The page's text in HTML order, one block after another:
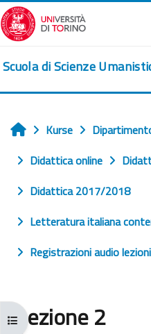
Zum Hauptinhalt
Scuola di Scienze
Kursindex öffnen
Startseite
Kurse
Didattica online
Didattica 2017/2018
Letteratura italiana
Registrazioni audio
Lezione 2